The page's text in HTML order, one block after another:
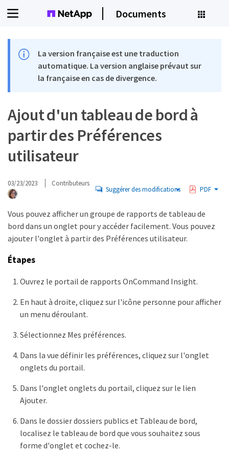
Documents
La version française est une traduction
automatique. La version anglaise prévaut sur
la française en cas de divergence.
Ajout d'un tableau de bord à
partir des Préférences
utilisateur
03/23/2023 Contributeurs
Suggérer des modifications PDF
Vous pouvez afficher un groupe de rapports de tableau de
bord dans un onglet pour y accéder facilement. Vous pouvez
ajouter l'onglet à partir des Préférences utilisateur.
Étapes
Ouvrez le portail de rapports OnCommand Insight.
En haut à droite, cliquez sur l'icône personne pour afficher
un menu déroulant.
Sélectionnez Mes préférences.
Dans la vue définir les préférences, cliquez sur l'onglet
onglets du portail.
Dans l'onglet onglets du portail, cliquez sur le lien
Ajouter.
Dans le dossier dossiers publics et Tableau de bord,
localisez le tableau de bord que vous souhaitez sous
forme d'onglet et cochez-le.